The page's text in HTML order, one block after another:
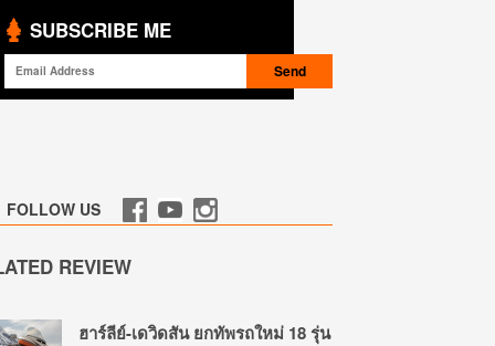
SUBSCRIBE ME
FOLLOW US
REVIEW
ฮาร์ลีย์-เดวิดสัน ยกทัพรถใหม่ 18 รุ่น